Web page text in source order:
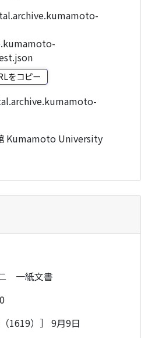
をコピー
Kumamoto University
一紙文書
（1619）］ 9月9日